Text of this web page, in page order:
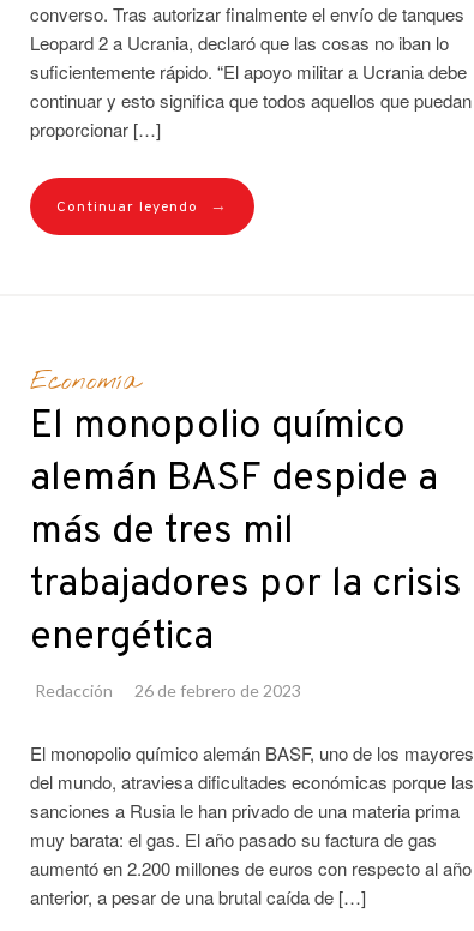
converso. Tras autorizar finalmente el envío de tanques
Leopard 2 a Ucrania, declaró que las cosas no iban lo
suficientemente rápido. “El apoyo militar a Ucrania debe
continuar y esto significa que todos aquellos que puedan
proporcionar […]
Continuar leyendo →
Economía
El monopolio químico
alemán BASF despide a
más de tres mil
trabajadores por la crisis
energética
Redacción 26 de febrero de 2023
El monopolio químico alemán BASF, uno de los mayores
del mundo, atraviesa dificultades económicas porque las
sanciones a Rusia le han privado de una materia prima
muy barata: el gas. El año pasado su factura de gas
aumentó en 2.200 millones de euros con respecto al año
anterior, a pesar de una brutal caída de […]